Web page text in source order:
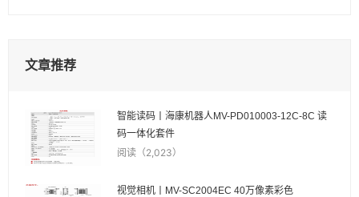
文章推荐
智能读码丨海康机器人MV-PD010003-12C-8C 读
码一体化套件
阅读（2,023）
视觉相机丨MV-SC2004EC 40万像素彩色